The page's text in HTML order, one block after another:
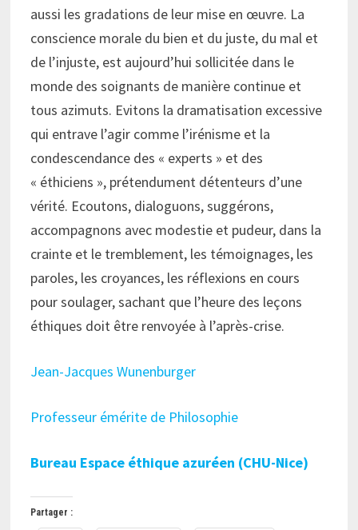
aussi les gradations de leur mise en œuvre. La
conscience morale du bien et du juste, du mal et
de l’injuste, est aujourd’hui sollicitée dans le
monde des soignants de manière continue et
tous azimuts. Evitons la dramatisation excessive
qui entrave l’agir comme l’irénisme et la
condescendance des « experts » et des
« éthiciens », prétendument détenteurs d’une
vérité. Ecoutons, dialoguons, suggérons,
accompagnons avec modestie et pudeur, dans la
crainte et le tremblement, les témoignages, les
paroles, les croyances, les réflexions en cours
pour soulager, sachant que l’heure des leçons
éthiques doit être renvoyée à l’après-crise.
Jean-Jacques Wunenburger
Professeur émérite de Philosophie
Bureau Espace éthique azuréen (CHU-Nice)
Partager :